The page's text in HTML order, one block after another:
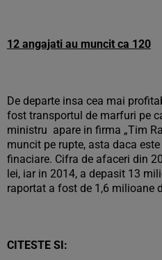
12 angajati au muncit ca 120
De departe insa cea mai
fost transportul de marfuri pe
ministru apare in firma „Tim
muncit pe rupte, asta daca
finaciare. Cifra de afaceri din
lei, iar in 2014, a depasit 13
raportat a fost de 1,6 milioane
CITESTE SI: